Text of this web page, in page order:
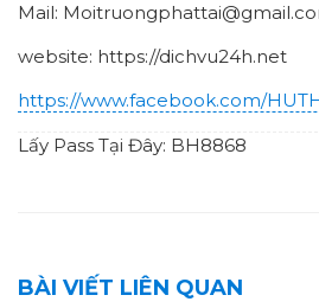
Mail:
website: https://dichvu24h.net
https://www.facebook.com/
Lấy Pass Tại Đây: BH8868
BÀI VIẾT LIÊN QUAN